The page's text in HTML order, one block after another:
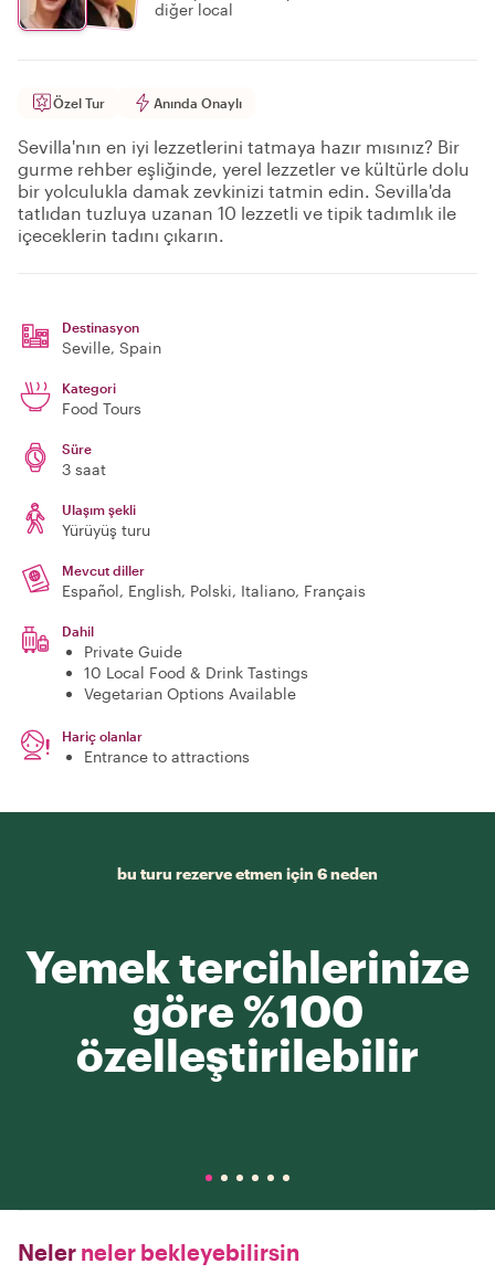
diğer local
Özel Tur Anında Onaylı
Sevilla'nın en iyi lezzetlerini tatmaya hazır mısınız? Bir
gurme rehber eşliğinde, yerel lezzetler ve kültürle dolu
bir yolculukla damak zevkinizi tatmin edin. Sevilla'da
tatlıdan tuzluya uzanan 10 lezzetli ve tipik tadımlık ile
içeceklerin tadını çıkarın.
Destinasyon
Seville, Spain
Kategori
Food Tours
Süre
3 saat
Ulaşım şekli
Yürüyüş turu
Mevcut diller
Español, English, Polski, Italiano, Français
Dahil
Private Guide
10 Local Food & Drink Tastings
Vegetarian Options Available
Hariç olanlar
Entrance to attractions
bu turu rezerve etmen için 6 neden
Yemek tercihlerinize
göre %100
özelleştirilebilir
Neler neler bekleyebilirsin